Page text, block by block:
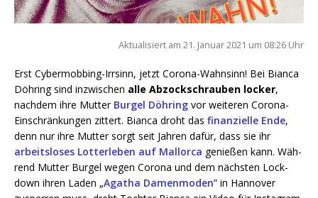
Aktua­li­siert am 21. Janu­ar 2021 um 08:26 Uhr
Erst Cyber­mob­bing-Irr­sinn, jetzt Coro­na-Wahn­sinn! Bei Bian­ca
Döh­ring sind inzwi­schen alle Abzock­schrau­ben locker,
nach­dem ihre Mut­ter Bur­gel Döh­ring vor wei­te­ren Coro­na-
Ein­schrän­kun­gen zit­tert. Bian­ca droht das finan­zi­el­le Ende,
denn nur ihre Mut­ter sorgt seit Jah­ren dafür, dass sie ihr
arbeits­lo­ses Lot­ter­le­ben auf Mal­lor­ca genie­ßen kann. Wäh­
rend Mut­ter Bur­gel wegen Coro­na und dem nächs­ten Lock­
down ihren Laden „Aga­tha Damen­mo­den” in Han­no­ver